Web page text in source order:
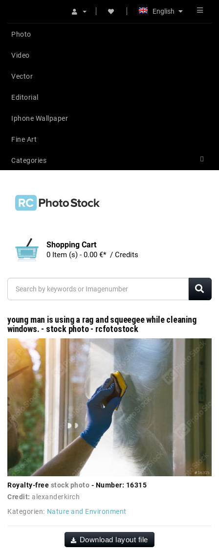
English
Photo
Video
Vector
Editorial
Iphone Wallpaper
Fine Art
Categories
Shopping Cart
0 Item (s) - 0.00 €* / Credits
young man is using a rag and squeegee while cleaning
windows. - stock photo - rcfotostock
Royalty-free stock photo - Number: 16315
Credit: alexanderkirch
Kategorien: Nature and Environment
Download layout file